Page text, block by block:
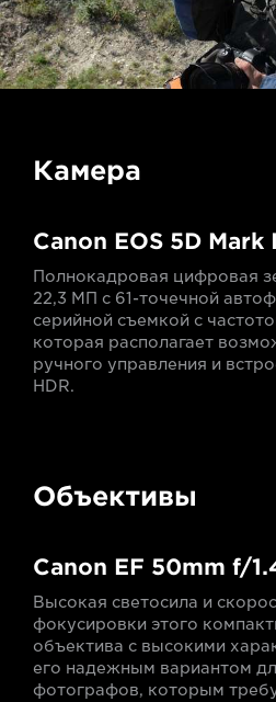
Камера
Canon EOS 5D Mark
Полнокадровая цифровая
22,3 МП с 61-точечной
серийной съемкой с
которая располагает
ручного управления и
HDR.
Объективы
Canon EF 50mm f/
Высокая светосила и
фокусировки этого
объектива с высокими
его надежным вариантом
фотографов, которым